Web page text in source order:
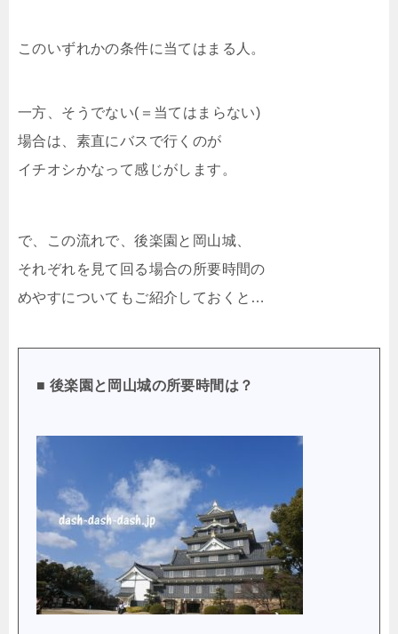
このいずれかの条件に当てはまる人。
一方、そうでない(＝当てはまらない)
場合は、素直にバスで行くのが
イチオシかなって感じがします。
で、この流れで、後楽園と岡山城、
それぞれを見て回る場合の所要時間の
めやすについてもご紹介しておくと…
■ 後楽園と岡山城の所要時間は？